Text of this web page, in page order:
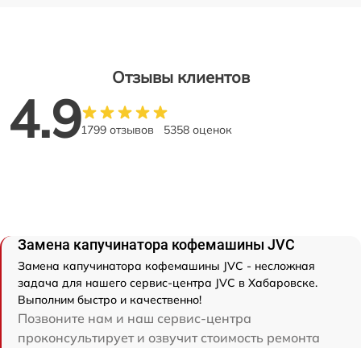
Отзывы клиентов
4.91799 отзывов 5358 оценок
Замена капучинатора кофемашины JVC
Замена капучинатора кофемашины JVC - несложная
задача для нашего сервис-центра JVC в Хабаровске.
Выполним быстро и качественно!
Позвоните нам и наш сервис-центра
проконсультирует и озвучит стоимость ремонта